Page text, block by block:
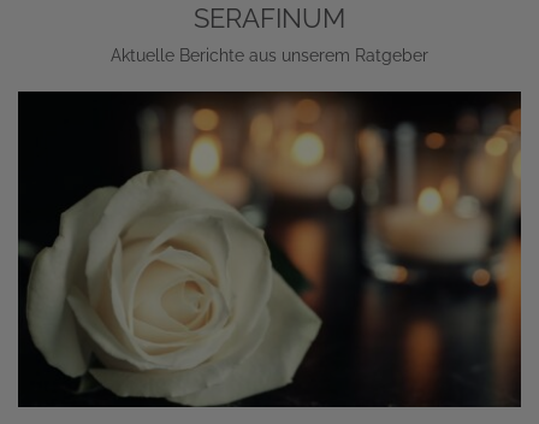
SERAFINUM
Aktuelle Berichte aus unserem Ratgeber